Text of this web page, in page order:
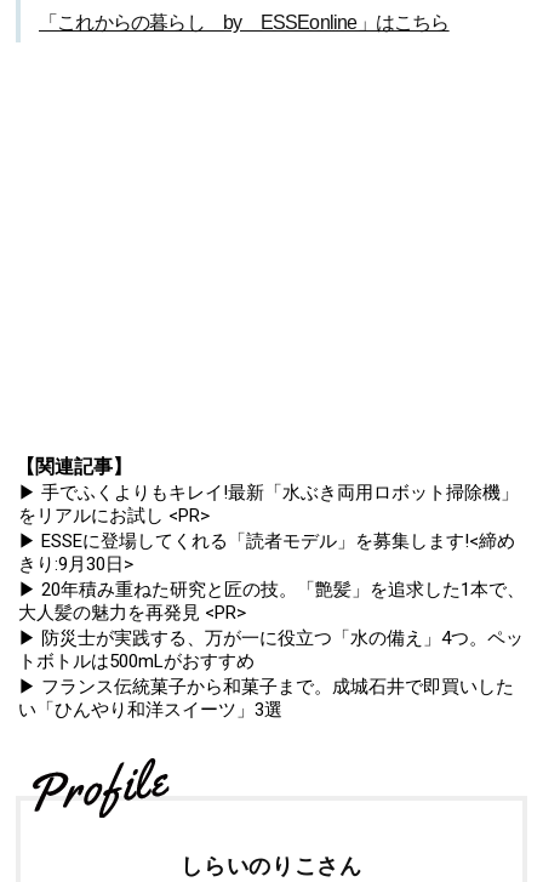
「これからの暮らし by ESSEonline」はこちら
【関連記事】
▶ 手でふくよりもキレイ!最新「水ぶき両用ロボット掃除機」
をリアルにお試し <PR>
▶ ESSEに登場してくれる「読者モデル」を募集します!<締め
きり:9月30日>
▶ 20年積み重ねた研究と匠の技。「艶髪」を追求した1本で、
大人髪の魅力を再発見 <PR>
▶ 防災士が実践する、万が一に役立つ「水の備え」4つ。ペッ
トボトルは500mLがおすすめ
▶ フランス伝統菓子から和菓子まで。成城石井で即買いした
い「ひんやり和洋スイーツ」3選
しらいのりこさん